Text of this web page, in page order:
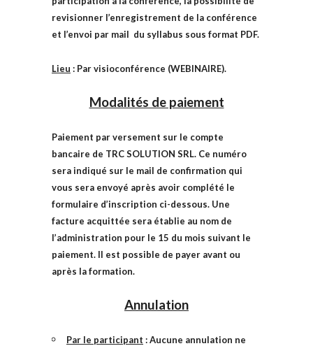
revisionner l’enregistrement de la conférence
et l’envoi par mail du syllabus sous format PDF.
Lieu : Par visioconférence (WEBINAIRE).
Modalités de paiement
Paiement par versement sur le compte
bancaire de TRC SOLUTION SRL. Ce numéro
sera indiqué sur le mail de confirmation qui
vous sera envoyé après avoir complété le
formulaire d’inscription ci-dessous. Une
facture acquittée sera établie au nom de
l’administration pour le 15 du mois suivant le
paiement. Il est possible de payer avant ou
après la formation.
Annulation
Par le participant : Aucune annulation ne